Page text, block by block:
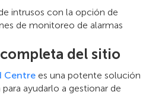
intrusos con la opción de
de monitoreo de alarmas
del sitio
Centre es una potente solución
ayudarlo a gestionar de